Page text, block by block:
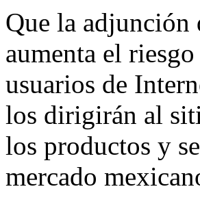
Que la adjunción
aumenta el
usuarios de
los dirigirán al
los productos y
mercado